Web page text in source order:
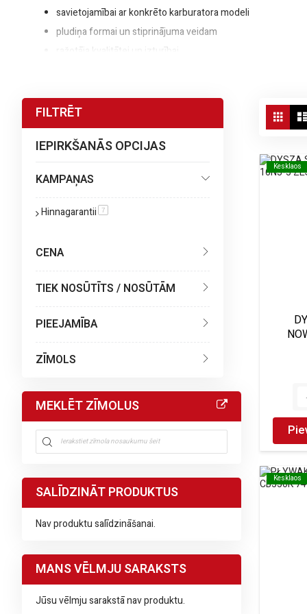
savietojamībai ar konkrēto karburatora modeli
pludiņa formai un stiprinājuma veidam
ražotāja kvalitātei un izturībai
kā
Režģis
Kesklaos
Kesklaos
Kesklaos
Kesklaos
FILTRĒT
IEPIRKŠANĀS OPCIJAS
KAMPAŅAS
Hinnagarantii 7prece
CENA
TIEK NOSŪTĪTS / NOSŪTĀM
PIEEJAMĪBA
ZĪMOLS
MEKLĒT ZĪMOLUS
SALĪDZINĀT PRODUKTUS
Nav produktu salīdzināšanai.
MANS VĒLMJU SARAKSTS
Jūsu vēlmju sarakstā nav produktu.